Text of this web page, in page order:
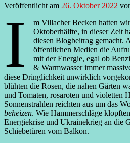
Veröffentlicht am 26. Oktober 2022
I
m Villacher Becken hatten
Oktoberhälfte, in dieser Zeit
diesen Blogbeitrag gemacht.
öffentlichen Medien die
mit der Energie, egal ob
& Warmwasser immer
diese Dringlichkeit unwirklich
blühten die Rosen, die nahen Gärten
und Tomaten, rosaroten und violetten
Sonnenstrahlen reichten aus um das
beheizen. Wie Hammerschläge
Energiekrise und Ukrainekrieg an die
Schiebetüren vom Balkon.